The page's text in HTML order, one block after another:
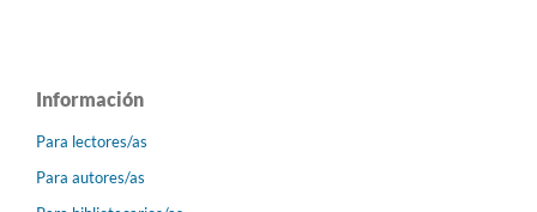
Información
Para lectores/as
Para autores/as